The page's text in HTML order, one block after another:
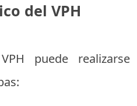
del VPH
puede realizarse